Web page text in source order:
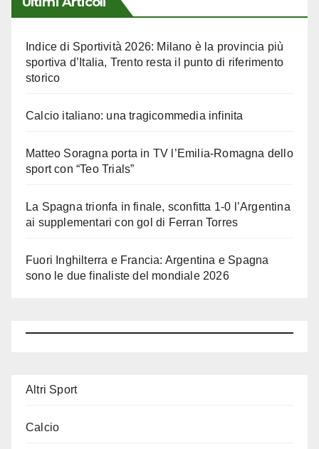
Indice di Sportività 2026: Milano è la provincia più
sportiva d’Italia, Trento resta il punto di riferimento
storico
Calcio italiano: una tragicommedia infinita
Matteo Soragna porta in TV l’Emilia-Romagna dello
sport con “Teo Trials”
La Spagna trionfa in finale, sconfitta 1-0 l’Argentina
ai supplementari con gol di Ferran Torres
Fuori Inghilterra e Francia: Argentina e Spagna
sono le due finaliste del mondiale 2026
Altri Sport
Calcio